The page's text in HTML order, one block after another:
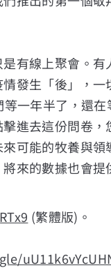
有線上聚會。
發生「後」，
一年半了，還
進去這份問卷
可能的牧養與
來的數據也會提
(繁體版)。